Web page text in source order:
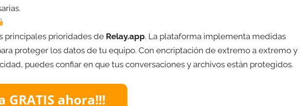
principales prioridades de Relay.app. La plataforma implementa medidas
proteger los datos de tu equipo. Con encriptación de extremo a extremo y
puedes confiar en que tus conversaciones y archivos están protegidos.